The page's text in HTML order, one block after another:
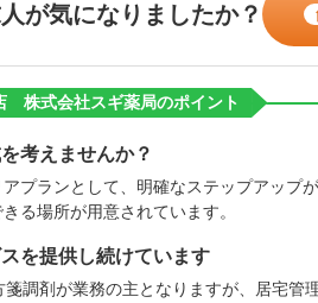
が気になりましたか？
株式会社スギ薬局のポイント
考えませんか？
アプランとして、明確なステップアップ
る場所が用意されています。
を提供し続けています
調剤が業務の主となりますが、居宅管